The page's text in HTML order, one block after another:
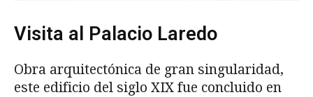
Visita al Palacio Laredo
Obra arquitectónica de gran singularidad,
este edificio del siglo XIX fue concluido en